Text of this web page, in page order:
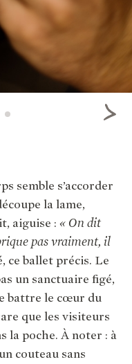
semble s’accorder
la lame,
aiguise : « On dit
pas vraiment, il
ce ballet précis. Le
un sanctuaire figé,
battre le cœur du
que les visiteurs
la poche. À noter : à
couteau sans